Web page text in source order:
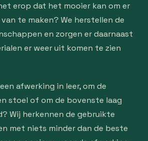
erop dat het mooier kan om er
te maken? We herstellen de
en zorgen er daarnaast
er weer uit komen te zien
afwerking in leer, om de
stoel of om de bovenste laag
Wij herkennen de gebruikte
met niets minder dan de beste